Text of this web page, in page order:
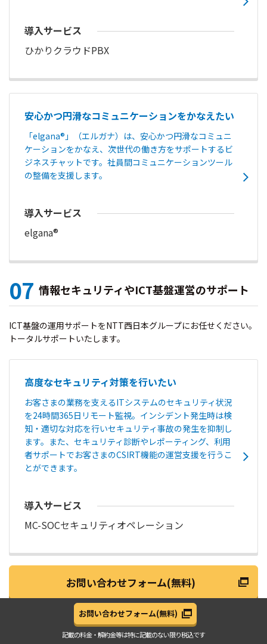
導入サービス
ひかりクラウドPBX
安心かつ円滑なコミュニケーションをかなえたい
「elgana®」（エルガナ）は、安心かつ円滑なコミュニ
ケーションをかなえ、次世代の働き方をサポートするビ
ジネスチャットです。社員間コミュニケーションツール
の整備を支援します。
導入サービス
elgana®
07 情報セキュリティやICT基盤運営のサポート
ICT基盤の運用サポートをNTT西日本グループにお任せください。
トータルサポートいたします。
高度なセキュリティ対策を行いたい
お客さまの業務を支えるITシステムのセキュリティ状況
を24時間365日リモート監視。インシデント発生時は検
知・適切な対応を行いセキュリティ事故の発生を抑制し
ます。また、セキュリティ診断やレポーティング、利用
者サポートでお客さまのCSIRT機能の運営支援を行うこ
とができます。
導入サービス
MC-SOCセキュリティオペレーション
お問い合わせフォーム(無料)
お問い合わせフォーム(無料)
記載の料金・解約金等は特に記載のない限り税込です